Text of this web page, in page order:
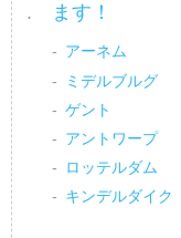
ます！
アーネム
ミデルブルグ
ゲント
アントワープ
ロッテルダム
キンデルダイク